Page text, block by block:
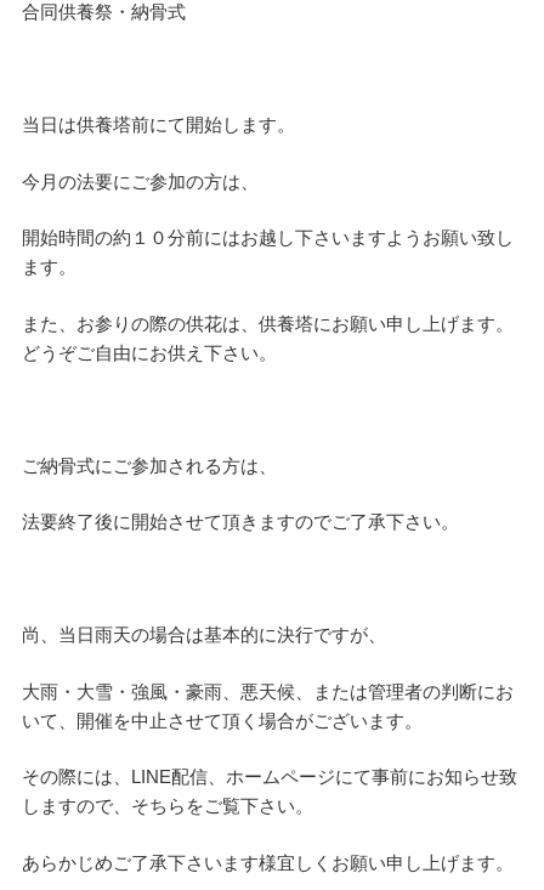
合同供養祭・納骨式
当日は供養塔前にて開始します。
今月の法要にご参加の方は、
開始時間の約１０分前にはお越し下さいますようお願い致し
ます。
また、お参りの際の供花は、供養塔にお願い申し上げます。
どうぞご自由にお供え下さい。
ご納骨式にご参加される方は、
法要終了後に開始させて頂きますのでご了承下さい。
尚、当日雨天の場合は基本的に決行ですが、
大雨・大雪・強風・豪雨、悪天候、または管理者の判断にお
いて、開催を中止させて頂く場合がございます。
その際には、LINE配信、ホームページにて事前にお知らせ致
しますので、そちらをご覧下さい。
あらかじめご了承下さいます様宜しくお願い申し上げます。